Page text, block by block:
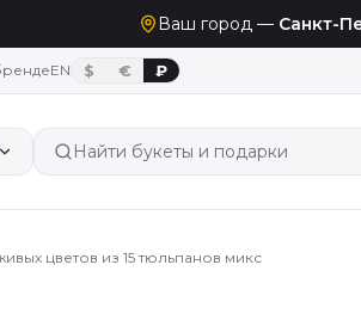
Ваш город — Санкт-
EN $ € ₽
Найти букеты и подарки
цветов из 15 тюльпанов микс